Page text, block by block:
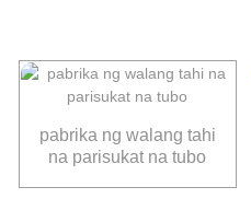
pabrika ng walang tahi
na parisukat na tubo